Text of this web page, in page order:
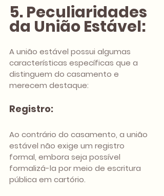
5. Peculiaridades
da União Estável:
A união estável possui algumas
características específicas que a
distinguem do casamento e
merecem destaque:
Registro:
Ao contrário do casamento, a união
estável não exige um registro
formal, embora seja possível
formalizá-la por meio de escritura
pública em cartório.